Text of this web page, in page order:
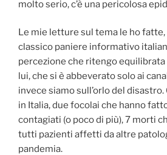
molto serio, c’è una pericolosa
Le mie letture sul tema le ho
classico paniere informativo
percezione che ritengo
lui, che si è abbeverato solo ai
invece siamo sull’orlo del
in Italia, due focolai che hanno
contagiati (o poco di più), 7 morti
tutti pazienti affetti da altre
pandemia.